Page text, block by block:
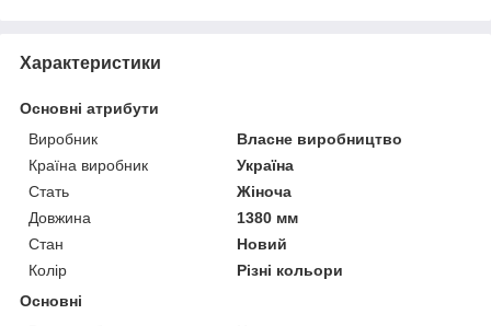
Характеристики
Основні атрибути
Виробник
Власне виробництво
Країна виробник
Україна
Стать
Жіноча
Довжина
1380 мм
Стан
Новий
Колір
Різні кольори
Основні